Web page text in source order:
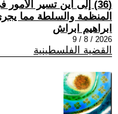
(36) إلى أين تسير
المنظمة والسلطة مما
ابراهيم ابراش
2026 / 8 / 9
القضية الفلسطينية